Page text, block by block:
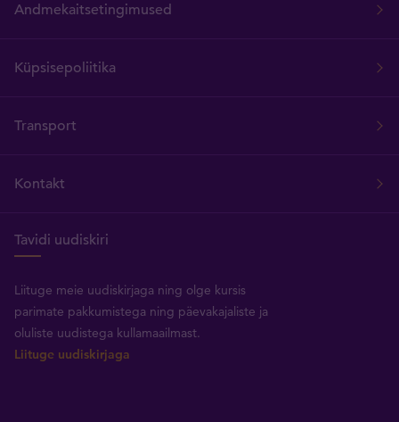
Andmekaitsetingimused
Küpsisepoliitika
Transport
Kontakt
Tavidi uudiskiri
Liituge meie uudiskirjaga ning olge kursis
parimate pakkumistega ning päevakajaliste ja
oluliste uudistega kullamaailmast.
Liituge uudiskirjaga